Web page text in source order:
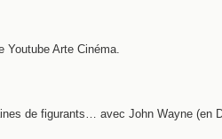
Arte Cinéma.
de figurants… avec John Wayne (en